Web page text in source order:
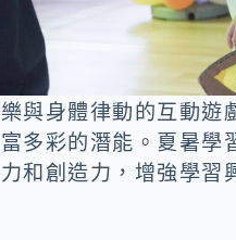
與身體律動的互動遊
多彩的潛能。夏暑學
和創造力，增強學習